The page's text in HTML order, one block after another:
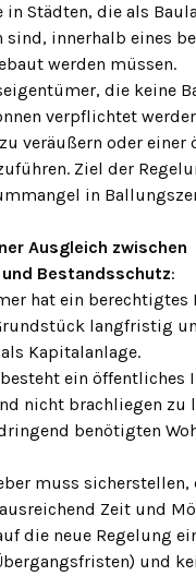
in Städten, die als
sind, innerhalb eines
werden müssen.
die keine
verpflichtet
veräußern oder einer
Ziel der
in
Ausgleich zwischen
Bestandsschutz:
hat ein berechtigtes
langfristig
Kapitalanlage.
ein öffentliches
nicht brachliegen zu
benötigten
muss sicherstellen,
Zeit und
die neue Regelung
und